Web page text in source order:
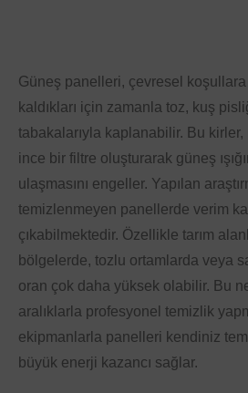
Güneş panelleri, çevresel
kaldıkları için zamanla toz, kuş
tabakalarıyla kaplanabilir. Bu
ince bir filtre oluşturarak güneş
ulaşmasını engeller. Yapılan
temizlenmeyen panellerde verim
çıkabilmektedir. Özellikle tarım
bölgelerde, tozlu ortamlarda veya
oran çok daha yüksek olabilir. Bu
aralıklarla profesyonel temizlik
ekipmanlarla panelleri kendiniz
büyük enerji kazancı sağlar.